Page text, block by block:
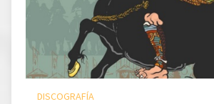
DISCOGRAFÍA